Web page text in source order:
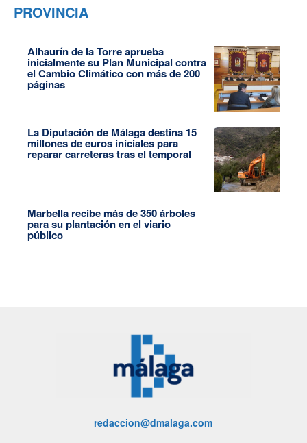
PROVINCIA
Alhaurín de la Torre aprueba
inicialmente su Plan Municipal contra
el Cambio Climático con más de 200
páginas
La Diputación de Málaga destina 15
millones de euros iniciales para
reparar carreteras tras el temporal
Marbella recibe más de 350 árboles
para su plantación en el viario
público
redaccion@dmalaga.com